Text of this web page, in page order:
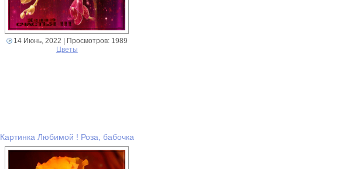
14 Июнь, 2022 | Просмотров: 1989
Цветы
Картинка Любимой ! Роза, бабочка